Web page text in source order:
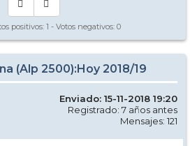
positivos: 1 - Votos negativos: 0
(Alp 2500):Hoy 2018/19
Enviado: 15-11-2018 19:20
Registrado: 7 años antes
Mensajes: 121